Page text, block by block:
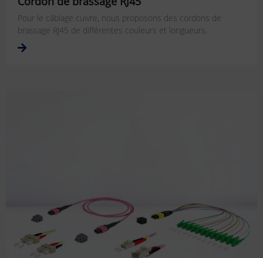
Pour le câblage cuivre, nous proposons des cordons de
brassage RJ45 de différentes couleurs et longueurs.